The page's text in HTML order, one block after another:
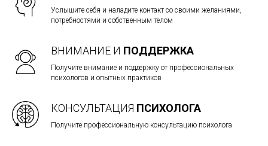
Услышите себя и наладите контакт со своими желаниями,
потребностями и собственным телом
ВНИМАНИЕ И ПОДДЕРЖКА
Получите внимание и поддержку от профессиональных
психологов и опытных практиков
КОНСУЛЬТАЦИЯ ПСИХОЛОГА
Получите профессиональную консультацию психолога